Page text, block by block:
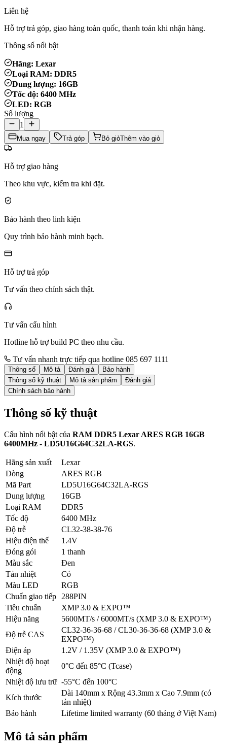
Liên hệ
Hỗ trợ trả góp, giao hàng toàn quốc, thanh toán khi nhận hàng.
Thông số nổi bật
Hãng: Lexar
Loại RAM: DDR5
Dung lượng: 16GB
Tốc độ: 6400 MHz
LED: RGB
Số lượng
1
Mua ngay Trả góp Bỏ giỏThêm vào giỏ
Hỗ trợ giao hàng
Theo khu vực, kiểm tra khi đặt.
Bảo hành theo linh kiện
Quy trình bảo hành minh bạch.
Hỗ trợ trả góp
Tư vấn theo chính sách thật.
Tư vấn cấu hình
Hotline hỗ trợ build PC theo nhu cầu.
Tư vấn nhanh trực tiếp qua hotline 085 697 1111
Thông số Mô tả Đánh giá
Bảo hành
Thông số kỹ thuật
Mô tả sản phẩm
Đánh giá
Chính sách bảo hành
Thông số kỹ thuật
Cấu hình nổi bật của RAM DDR5 Lexar ARES RGB 16GB
6400MHz - LD5U16G64C32LA-RGS.
Hãng sản xuất
Lexar
Dòng
ARES RGB
Mã Part
LD5U16G64C32LA-RGS
Dung lượng
16GB
Loại RAM
DDR5
Tốc độ
6400 MHz
Độ trễ
CL32-38-38-76
Hiệu điện thế
1.4V
Đóng gói
1 thanh
Màu sắc
Đen
Tản nhiệt
Có
Màu LED
RGB
Chuẩn giao tiếp
288PIN
Tiêu chuẩn
XMP 3.0 & EXPO™
Hiệu năng
5600MT/s / 6000MT/s (XMP 3.0 & EXPO™)
Độ trễ CAS
CL32-36-36-68 / CL30-36-36-68 (XMP 3.0 &
EXPO™)
Điện áp
1.2V / 1.35V (XMP 3.0 & EXPO™)
Nhiệt độ hoạt
động
0°C đến 85°C (Tcase)
Nhiệt độ lưu trữ -55°C đến 100°C
Kích thước
Dài 140mm x Rộng 43.3mm x Cao 7.9mm (có
tản nhiệt)
Bảo hành
Lifetime limited warranty (60 tháng ở Việt Nam)
Mô tả sản phẩm